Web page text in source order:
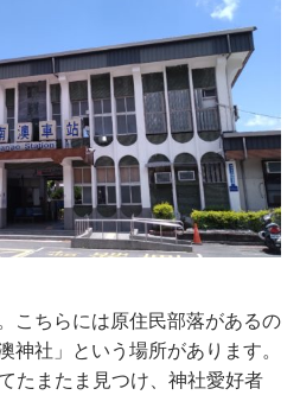
こちらには原住民部落があるの
神社」という場所があります。
たまたま見つけ、神社愛好者